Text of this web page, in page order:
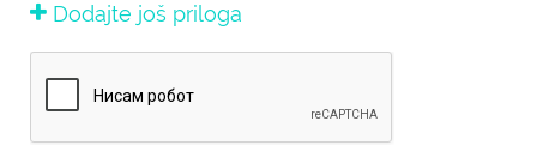
Dodajte još priloga